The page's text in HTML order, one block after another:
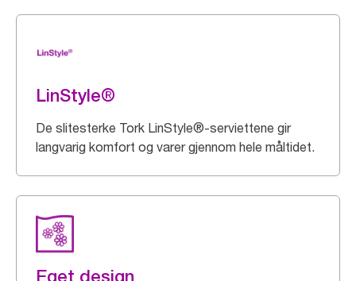
LinStyle®
De slitesterke Tork LinStyle®-serviettene gir
langvarig komfort og varer gjennom hele måltidet.
Eget design